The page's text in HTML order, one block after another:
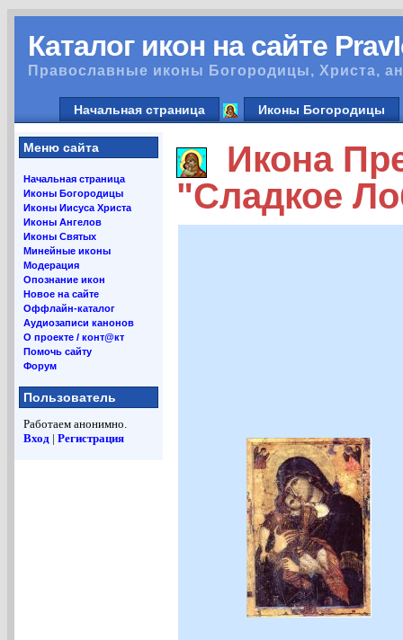
Каталог икон на сайте
Православные иконы Богородицы, Христа,
Начальная страница Иконы Богородицы
Меню сайта
Начальная страница
Иконы Богородицы
Иконы Иисуса Христа
Иконы Ангелов
Иконы Святых
Минейные иконы
Модерация
Опознание икон
Новое на сайте
Оффлайн-каталог
Аудиозаписи канонов
О проекте / конт@кт
Помочь сайту
Форум
Пользователь
Работаем анонимно.
Вход | Регистрация
Икона
"Сладкое